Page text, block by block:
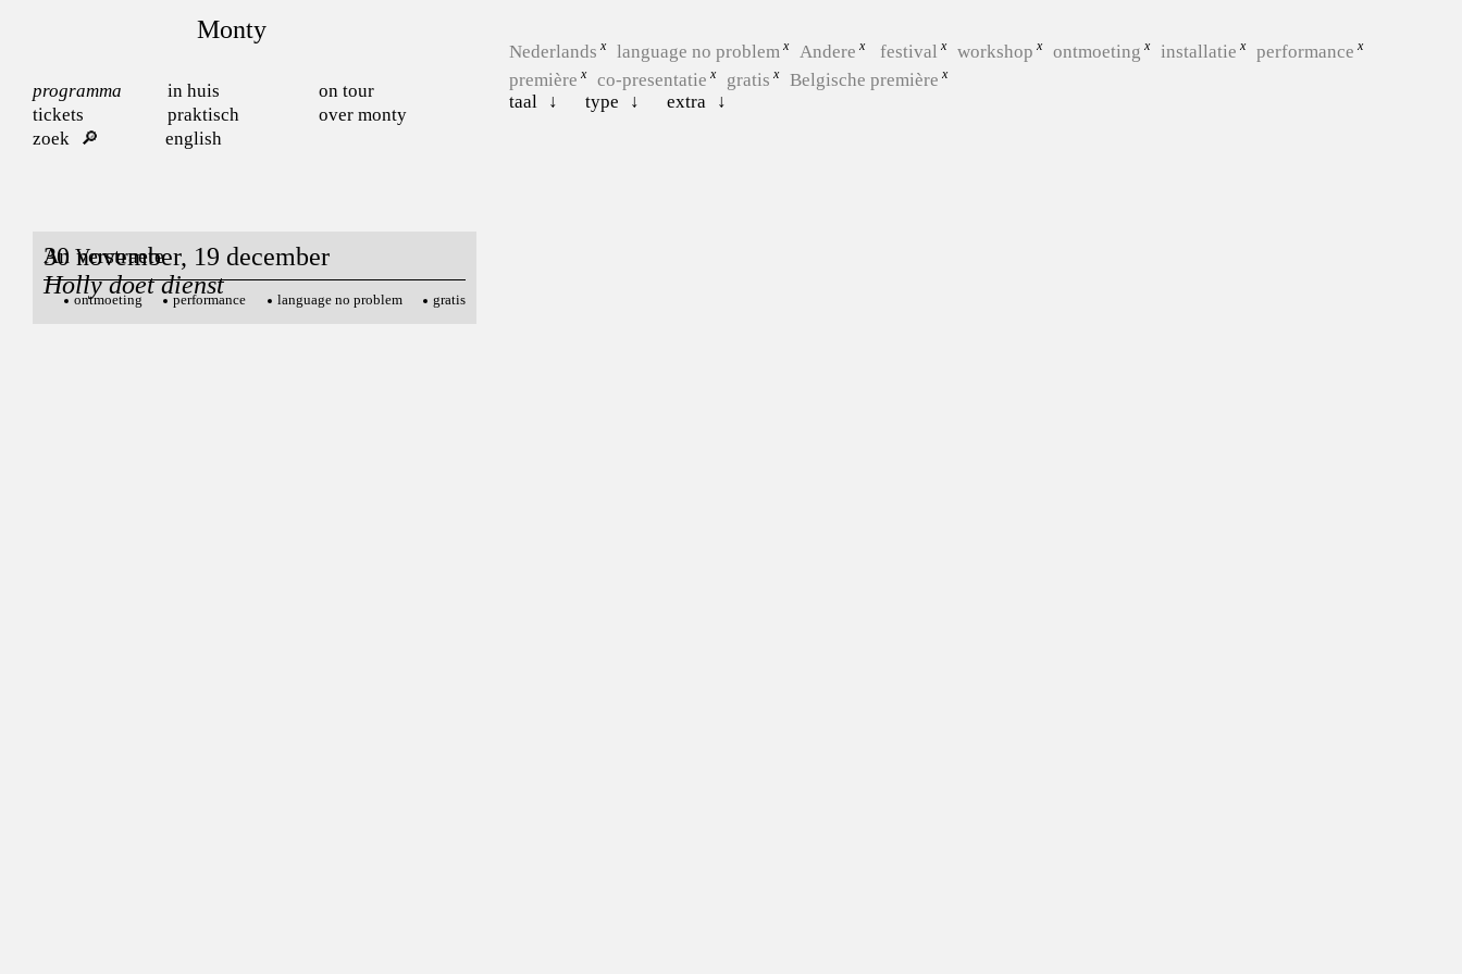
Monty
programma in huis
on tour
tickets
praktisch
over monty
zoek
english
Nederlands language no problem Andere festival workshop ontmoeting installatie
performance
première
co-presentatie gratis
Belgische première
taal
type extra
30 november, 19 december
Holly doet dienst
An Verstraete
ontmoeting performance language no problem gratis